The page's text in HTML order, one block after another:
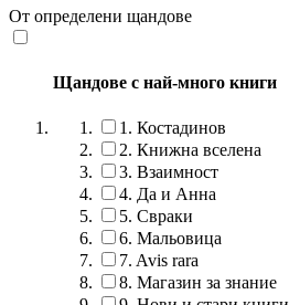
От определени щандове
Щандове с най-много книги
1. Костадинов
2. Книжна вселена
3. Взаимност
4. Да и Анна
5. Свраки
6. Мальовица
7. Avis rara
8. Магазин за знание